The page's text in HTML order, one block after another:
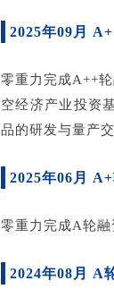
2025年09月
零重力完成A++
空经济产业投资
品的研发与量产交
2025年06月
零重力完成A轮融
2024年08月 A